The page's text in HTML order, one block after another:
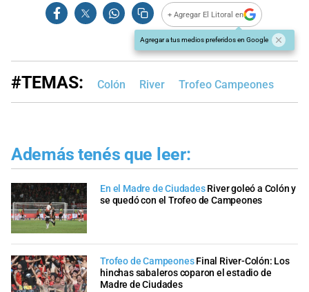
+ Agregar El Litoral en
Agregar a tus medios preferidos en Google
#TEMAS: Colón River Trofeo Campeones
Además tenés que leer:
En el Madre de Ciudades River goleó a Colón y
se quedó con el Trofeo de Campeones
Trofeo de Campeones Final River-Colón: Los
hinchas sabaleros coparon el estadio de
Madre de Ciudades